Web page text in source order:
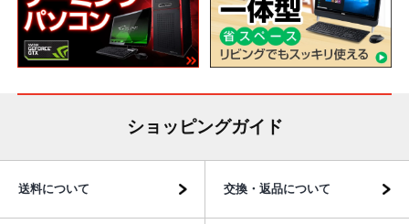
ショッピングガイド
送料について 交換・返品について